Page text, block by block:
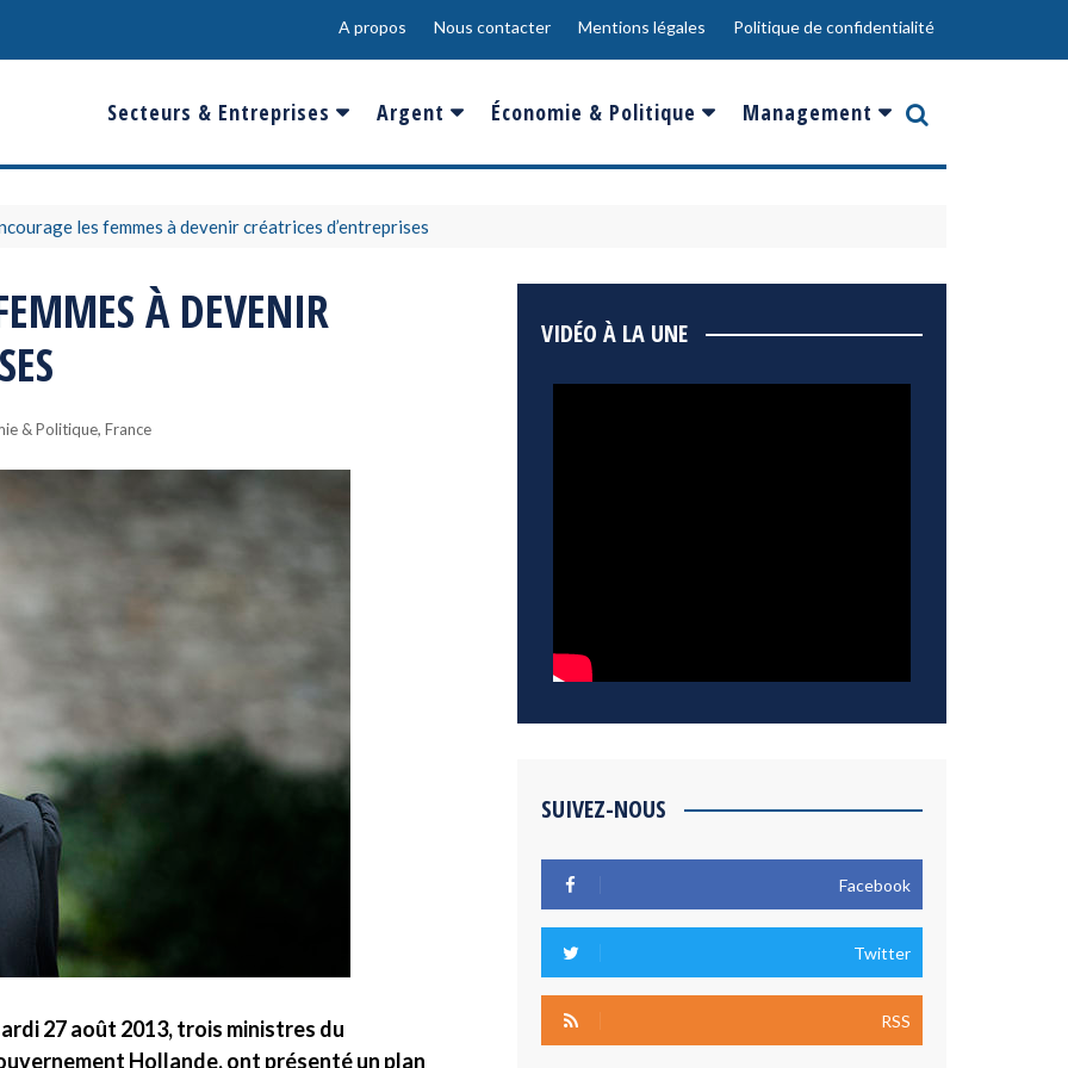
A propos Nous contacter Mentions légales Politique de confidentialité
Secteurs & Entreprises
Banques & Finances
Conso & Distrib
Environnement
Argent
Salaire
Sport
Epargne & Placements
Économie & Politique
France
Management
Innovation
les femmes à devenir créatrices d’entreprises
À DEVENIR
& Politique, France
27 août 2013, trois ministres du
Hollande, ont présenté un plan
VIDÉO À LA UNE
SUIVEZ-NOUS
Facebook
Twitter
RSS